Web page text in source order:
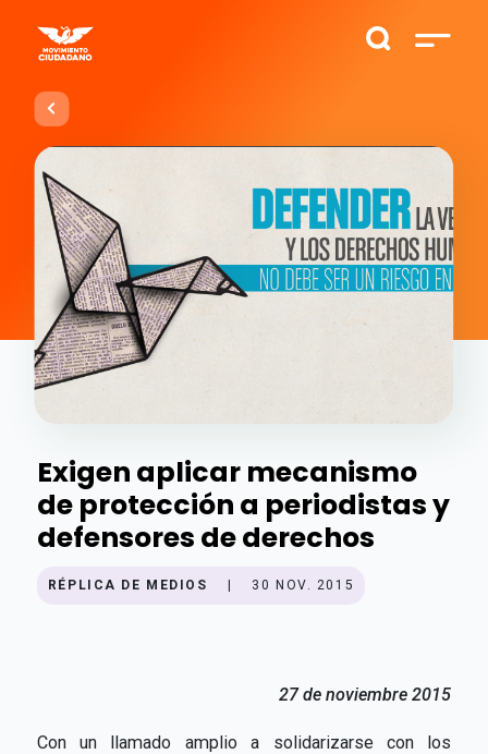
Exigen aplicar mecanismo
de protección a periodistas y
defensores de derechos
RÉPLICA DE MEDIOS 30 NOV. 2015
27 de noviembre 2015
Con un llamado amplio a solidarizarse con los